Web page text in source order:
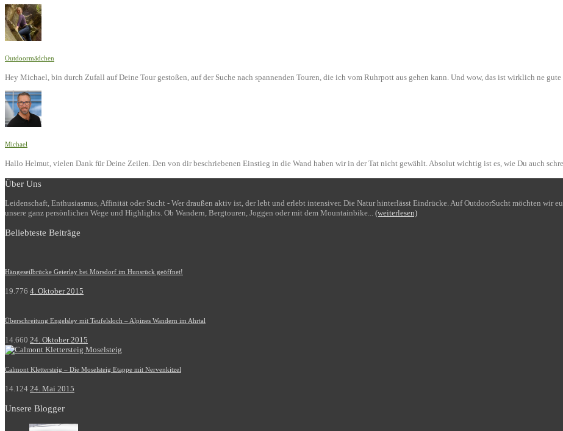
Outdoormädchen
Hey Michael, bin durch Zufall auf Deine Tour gestoßen, auf der Suche nach spannenden Touren, die ich vom Ruhrpott aus gehen kann. Und wow, das ist wirklich ne
Michael
Hallo Helmut, vielen Dank für Deine Zeilen. Den von dir beschriebenen Einstieg in die Wand haben wir in der Tat nicht gewählt. Absolut wichtig ist es, wie Du auch
Über Uns
Leidenschaft, Enthusiasmus, Affinität oder Sucht - Wer draußen aktiv ist, der lebt und erlebt intensiver. Die Natur hinterlässt Eindrücke. Auf OutdoorSucht möchten wir
unsere ganz persönlichen Wege und Highlights. Ob Wandern, Bergtouren, Joggen oder mit dem Mountainbike... (weiterlesen)
Beliebteste Beiträge
Hängeseilbrücke Geierlay bei Mörsdorf im Hunsrück geöffnet!
19.776 4. Oktober 2015
Überschreitung Engelsley mit Teufelsloch – Alpines Wandern im Ahrtal
14.660 24. Oktober 2015
Calmont Klettersteig – Die Moselsteig Etappe mit Nervenkitzel
14.124 24. Mai 2015
Unsere Blogger